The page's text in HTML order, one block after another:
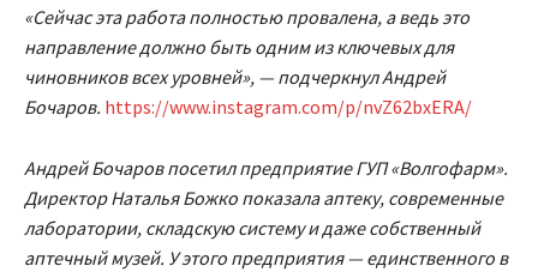
«Сейчас эта работа полностью провалена, а ведь это
направление должно быть одним из ключевых для
чиновников всех уровней», — подчеркнул Андрей
Бочаров. https://www.instagram.com/p/nvZ62bxERA/
Андрей Бочаров посетил предприятие ГУП «Волгофарм».
Директор Наталья Божко показала аптеку, современные
лаборатории, складскую систему и даже собственный
аптечный музей. У этого предприятия — единственного в